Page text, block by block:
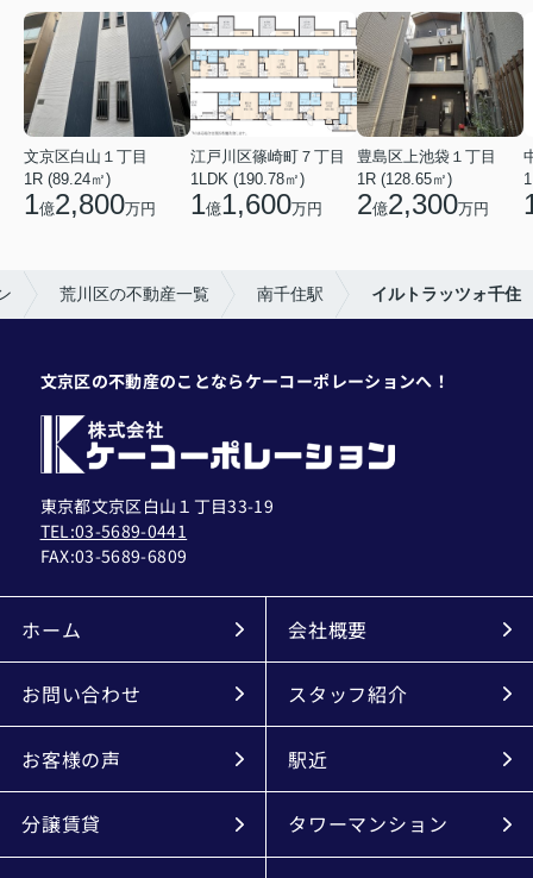
文京区白山１丁目
1R (89.24㎡)
1億2,800万円
江戸川区篠崎町７丁目
1LDK (190.78㎡)
1億1,600万円
豊島区上池袋１丁目
1R (128.65㎡)
2億2,300万円
荒川区の不動産一覧 南千住駅 イルトラッツォ千住
文京区の不動産のことならケーコーポレーションへ！
東京都文京区白山１丁目33-19
TEL:03-5689-0441
FAX:03-5689-6809
ホーム 会社概要
お問い合わせ スタッフ紹介
お客様の声 駅近
分譲賃貸 タワーマンション